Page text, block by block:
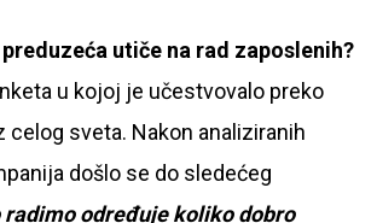
utiče na rad zaposlenih?
u kojoj je učestvovalo preko
celog sveta. Nakon analiziranih
došlo se do sledećeg
radimo određuje koliko dobro